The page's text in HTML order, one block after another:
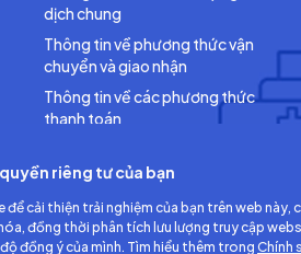
dịch chung
Thông tin về phương thức vận
chuyển và giao nhận
Thông tin về các phương thức
thanh toán
Nam
riêng tư của bạn
cải thiện trải nghiệm của bạn trên web này,
đồng thời phân tích lưu lượng truy cập
đồng ý của mình. Tìm hiểu thêm trong Chính